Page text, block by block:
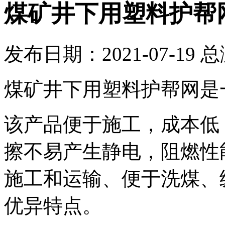
煤矿井下用塑料护
发布日期：2021-07-19
煤矿井下用塑料护帮网
该产品便于施工，成本
擦不易产生静电，阻燃
施工和运输、便于洗煤
优异特点。